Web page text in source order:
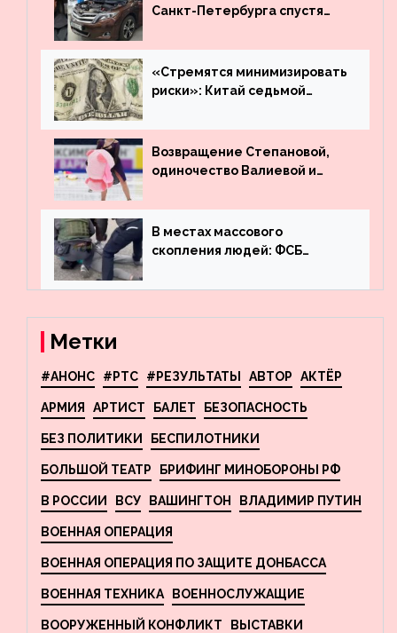
Санкт-Петербурга спустя
угнанную в Казахстан
машину
«Стремятся минимизировать
риски»: Китай седьмой
деньги из американского
госдолга
Возвращение Степановой,
одиночество Валиевой и
что обсуждают в мире
фигурного катания
В местах массового
скопления людей: ФСБ
террористов, планировавших
Метки
#АНОНС #РТС #РЕЗУЛЬТАТЫ АВТОР АКТЁР
АРМИЯ АРТИСТ БАЛЕТ БЕЗОПАСНОСТЬ
БЕЗ ПОЛИТИКИ БЕСПИЛОТНИКИ
БОЛЬШОЙ ТЕАТР БРИФИНГ МИНОБОРОНЫ РФ
В РОССИИ ВСУ ВАШИНГТОН ВЛАДИМИР ПУТИН
ВОЕННАЯ ОПЕРАЦИЯ
ВОЕННАЯ ОПЕРАЦИЯ ПО ЗАЩИТЕ ДОНБАССА
ВОЕННАЯ ТЕХНИКА ВОЕННОСЛУЖАЩИЕ
ВООРУЖЕННЫЙ КОНФЛИКТ ВЫСТАВКИ